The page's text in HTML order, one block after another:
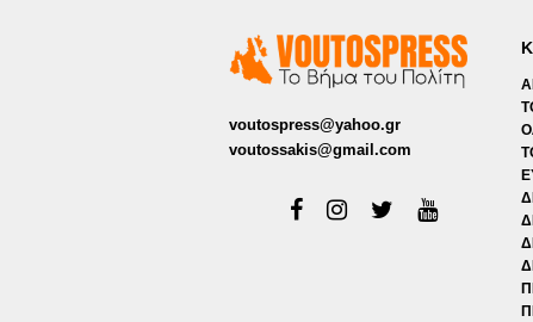
voutospress@yahoo.gr
voutossakis@gmail.com